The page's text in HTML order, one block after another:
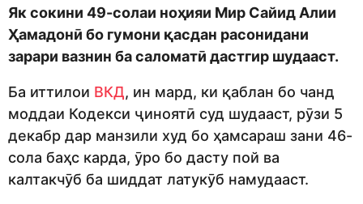
o
a
o
Як сокини 49-солаи ноҳияи Мир Сайид Алии
Ҳамадонӣ бо гумони қасдан расонидани
зарари вазнин ба саломатӣ дастгир шудааст.
Ба иттилои ВКД, ин мард, ки қаблан бо чанд
моддаи Кодекси ҷиноятӣ суд шудааст, рӯзи 5
декабр дар манзили худ бо ҳамсараш зани 46-
сола баҳс карда, ӯро бо дасту пой ва
калтакчӯб ба шиддат латукӯб намудааст.